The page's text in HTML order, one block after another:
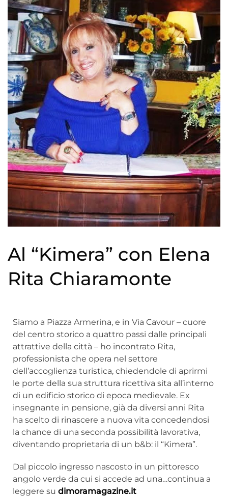
Al “Kimera” con Elena
Rita Chiaramonte
Siamo a Piazza Armerina, e in Via Cavour – cuore
del centro storico a quattro passi dalle principali
attrattive della città – ho incontrato Rita,
professionista che opera nel settore
dell’accoglienza turistica, chiedendole di aprirmi
le porte della sua struttura ricettiva sita all’interno
di un edificio storico di epoca medievale. Ex
insegnante in pensione, già da diversi anni Rita
ha scelto di rinascere a nuova vita concedendosi
la chance di una seconda possibilità lavorativa,
diventando proprietaria di un b&b: il “Kimera”.
Dal piccolo ingresso nascosto in un pittoresco
angolo verde da cui si accede ad una…continua a
leggere su dimoramagazine.it